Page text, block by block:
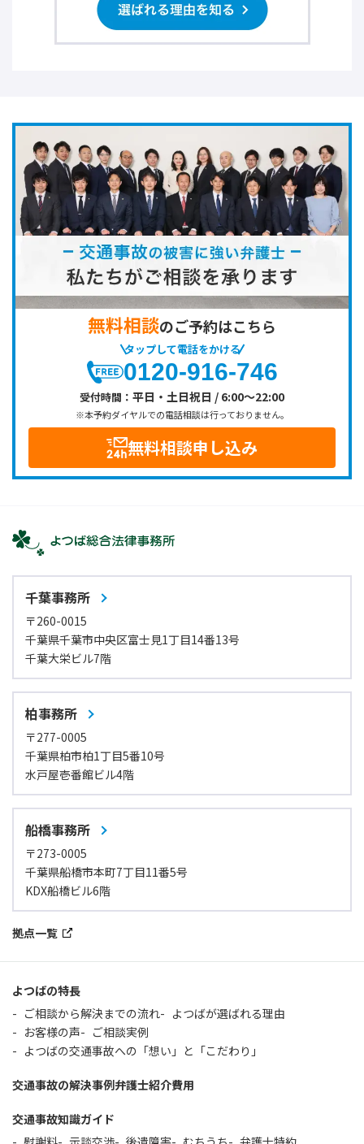
無料相談のご予約はこちら
タップして電話をかける
0120-916-746
受付時間： 平日・土日祝日 / 6:00～22:00
※本予約ダイヤルでの電話相談は行っておりません。
無料相談申し込み
千葉事務所
〒260-0015
千葉県千葉市中央区富士見1丁目14番13号
千葉大栄ビル7階
柏事務所
〒277-0005
千葉県柏市柏1丁目5番10号
水戸屋壱番館ビル4階
船橋事務所
〒273-0005
千葉県船橋市本町7丁目11番5号
KDX船橋ビル6階
拠点一覧
よつばの特長
ご相談から解決までの流れ
よつばが選ばれる理由
お客様の声
ご相談実例
よつばの交通事故への「想い」と「こだわり」
交通事故の解決事例弁護士紹介費用
交通事故知識ガイド